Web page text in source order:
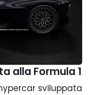
alla Formula 1
sviluppata